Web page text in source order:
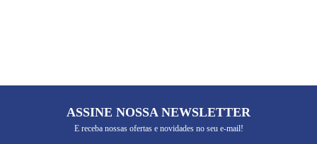
ASSINE NOSSA NEWSLETTER
E receba nossas ofertas e novidades no seu e-mail!